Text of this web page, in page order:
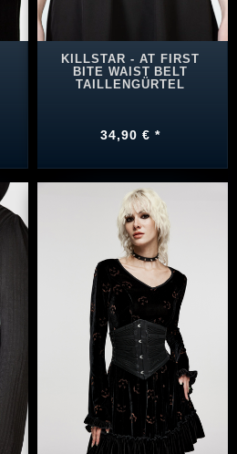
KILLSTAR - AT FIRST
BITE WAIST BELT
TAILLENGÜRTEL
34,90 € *